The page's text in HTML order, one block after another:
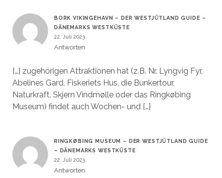
BORK VIKINGEHAVN – DER WESTJÜTLAND GUIDE –
DÄNEMARKS WESTKÜSTE
22. Juli 2023
Antworten
[…] zugehörigen Attraktionen hat (z.B. Nr. Lyngvig Fyr,
Abelines Gard, Fiskeriets Hus, die Bunkertour,
Naturkraft, Skjern Vindmølle oder das Ringkøbing
Museum) findet auch Wochen- und […]
RINGKØBING MUSEUM – DER WESTJÜTLAND GUIDE
– DÄNEMARKS WESTKÜSTE
22. Juli 2023
Antworten